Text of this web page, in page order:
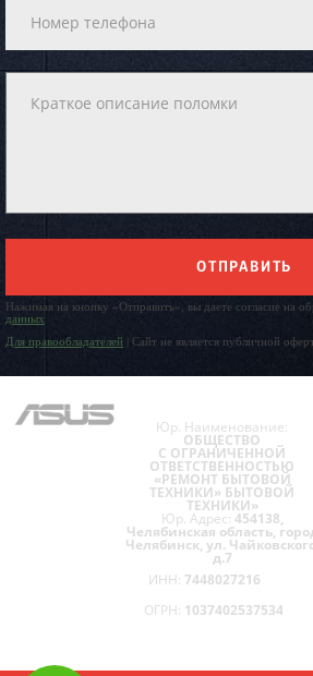
ОТПРАВИТЬ
Нажимая на кнопку «Отправить», вы даете согласие на
данных
Для правообладателей | Сайт не является публичной
Юр. Наименование:
ОБЩЕСТВО
С ОГРАНИЧЕННОЙ
ОТВЕТСТВЕННОСТЬЮ
«РЕМОНТ БЫТОВОЙ
ТЕХНИКИ» БЫТОВОЙ
ТЕХНИКИ»
Юр. Адрес: 454138,
Челябинская область,
Челябинск, ул.
д.7
ИНН: 7448027216
ОГРН: 1037402537534